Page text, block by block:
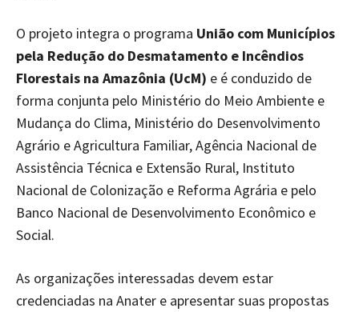
O projeto integra o programa União com Municípios
pela Redução do Desmatamento e Incêndios
Florestais na Amazônia (UcM) e é conduzido de
forma conjunta pelo Ministério do Meio Ambiente e
Mudança do Clima, Ministério do Desenvolvimento
Agrário e Agricultura Familiar, Agência Nacional de
Assistência Técnica e Extensão Rural, Instituto
Nacional de Colonização e Reforma Agrária e pelo
Banco Nacional de Desenvolvimento Econômico e
Social.
As organizações interessadas devem estar
credenciadas na Anater e apresentar suas propostas